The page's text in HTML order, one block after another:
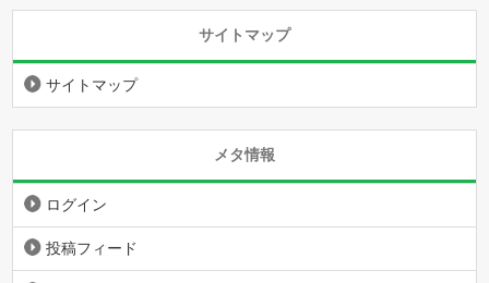
サイトマップ
サイトマップ
メタ情報
ログイン
投稿フィード